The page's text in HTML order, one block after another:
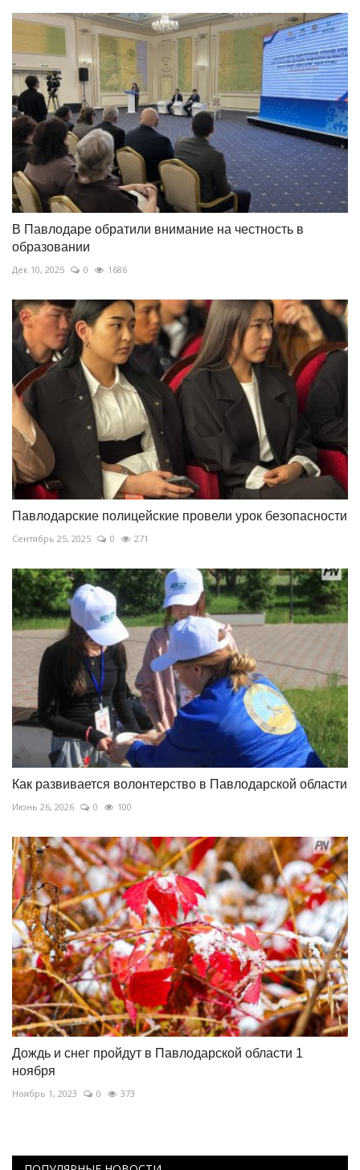
В Павлодаре обратили внимание на честность в
образовании
Дек 10, 2025 0 1686
Павлодарские полицейские провели урок безопасности
Сентябрь 25, 2025 0 271
Как развивается волонтерство в Павлодарской области
Июнь 26, 2026 0 100
Дождь и снег пройдут в Павлодарской области 1
ноября
Ноябрь 1, 2023 0 373